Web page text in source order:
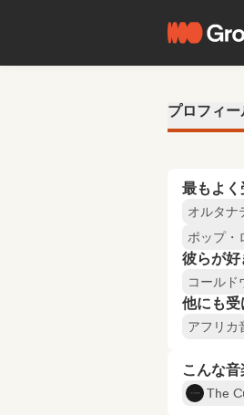
プロフィー
最もよ
オルタナ
ポップ・
彼らが
コールド
他にも
アフリカ
こんな
The